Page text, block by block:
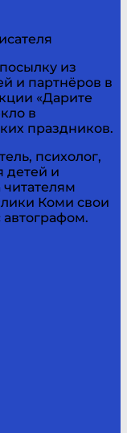
из
и партнёров в
«Дарите
в
праздников.
психолог,
детей и
Коми свои